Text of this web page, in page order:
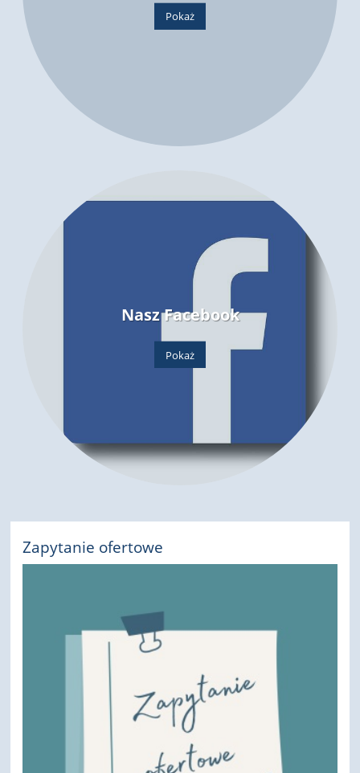
Pokaż
Nasz Facebook
Pokaż
Zapytanie ofertowe